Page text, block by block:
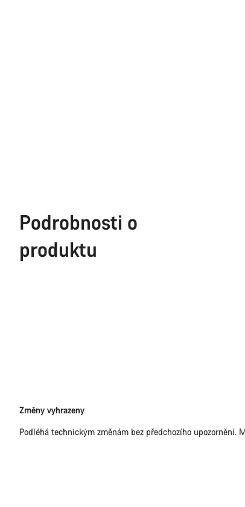
Podrobnosti o
produktu
Právní
Změny vyhrazeny
Podléhá technickým změnám bez předchozího upozornění.